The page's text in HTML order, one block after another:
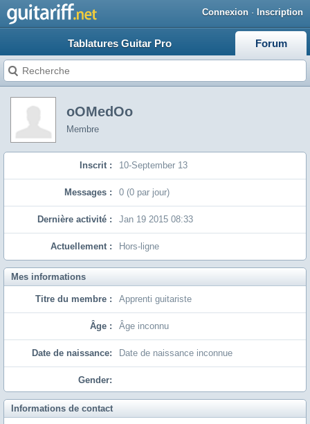
Connexion · Inscription
Tablatures Guitar Pro Forum
oOMedOo
Membre
Inscrit : 10-September 13
Messages : 0 (0 par jour)
Dernière activité : Jan 19 2015 08:33
Actuellement : Hors-ligne
Mes informations
Titre du membre : Apprenti guitariste
Âge : Âge inconnu
Date de naissance: Date de naissance inconnue
Gender:
Informations de contact